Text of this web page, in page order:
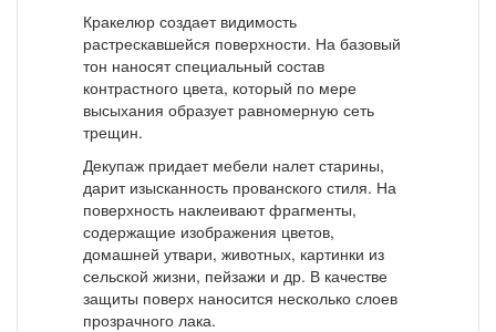
Кракелюр создает видимость
растрескавшейся поверхности. На базовый
тон наносят специальный состав
контрастного цвета, который по мере
высыхания образует равномерную сеть
трещин.
Декупаж придает мебели налет старины,
дарит изысканность прованского стиля. На
поверхность наклеивают фрагменты,
содержащие изображения цветов,
домашней утвари, животных, картинки из
сельской жизни, пейзажи и др. В качестве
защиты поверх наносится несколько слоев
прозрачного лака.